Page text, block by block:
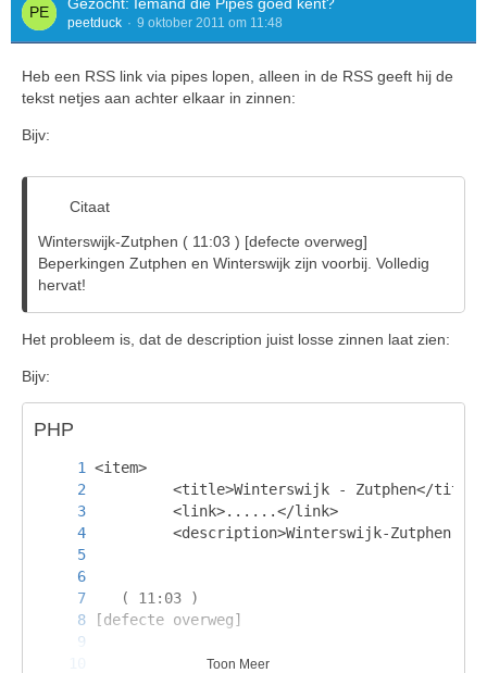
peetduck 9 oktober 2011 om 11:48
Heb een RSS link via pipes lopen, alleen in de RSS geeft hij de
tekst netjes aan achter elkaar in zinnen:
Bijv:
Citaat
Winterswijk-Zutphen ( 11:03 ) [defecte overweg]
Beperkingen Zutphen en Winterswijk zijn voorbij. Volledig
hervat!
Het probleem is, dat de description juist losse zinnen laat zien:
Bijv:
PHP
Toon Meer